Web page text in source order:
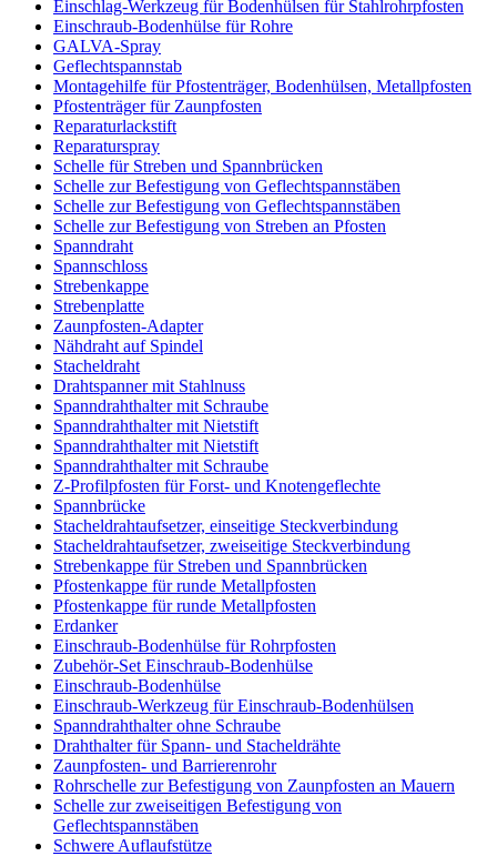
Einschlag-Werkzeug für Bodenhülsen für Stahlrohrpfosten
Einschraub-Bodenhülse für Rohre
GALVA-Spray
Geflechtspannstab
Montagehilfe für Pfostenträger, Bodenhülsen, Metallpfosten
Pfostenträger für Zaunpfosten
Reparaturlackstift
Reparaturspray
Schelle für Streben und Spannbrücken
Schelle zur Befestigung von Geflechtspannstäben
Schelle zur Befestigung von Geflechtspannstäben
Schelle zur Befestigung von Streben an Pfosten
Spanndraht
Spannschloss
Strebenkappe
Strebenplatte
Zaunpfosten-Adapter
Nähdraht auf Spindel
Stacheldraht
Drahtspanner mit Stahlnuss
Spanndrahthalter mit Schraube
Spanndrahthalter mit Nietstift
Spanndrahthalter mit Nietstift
Spanndrahthalter mit Schraube
Z-Profilpfosten für Forst- und Knotengeflechte
Spannbrücke
Stacheldrahtaufsetzer, einseitige Steckverbindung
Stacheldrahtaufsetzer, zweiseitige Steckverbindung
Strebenkappe für Streben und Spannbrücken
Pfostenkappe für runde Metallpfosten
Pfostenkappe für runde Metallpfosten
Erdanker
Einschraub-Bodenhülse für Rohrpfosten
Zubehör-Set Einschraub-Bodenhülse
Einschraub-Bodenhülse
Einschraub-Werkzeug für Einschraub-Bodenhülsen
Spanndrahthalter ohne Schraube
Drahthalter für Spann- und Stacheldrähte
Zaunpfosten- und Barrierenrohr
Rohrschelle zur Befestigung von Zaunpfosten an Mauern
Schelle zur zweiseitigen Befestigung von
Geflechtspannstäben
Schwere Auflaufstütze